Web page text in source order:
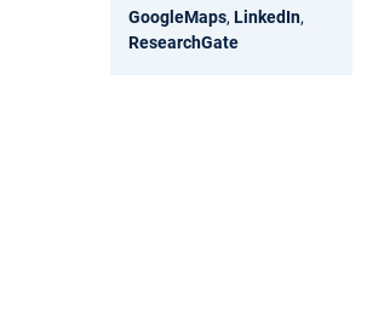
GoogleMaps, LinkedIn,
ResearchGate